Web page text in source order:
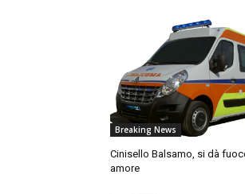
Breaking News
Cinisello Balsamo, si dà
amore